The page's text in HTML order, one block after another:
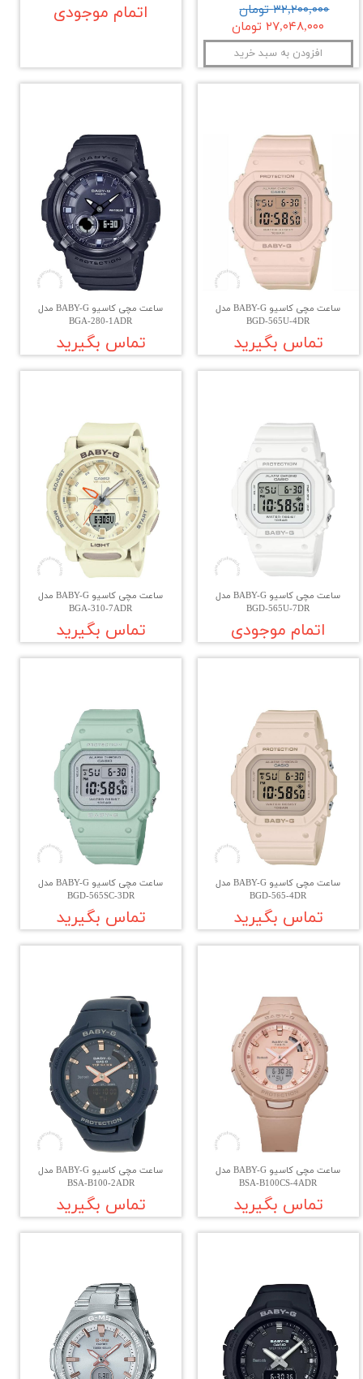
۳۲,۲۰۰,۰۰۰ تومان
۲۷,۰۴۸,۰۰۰ تومان
افزودن به سبد خرید
اتمام موجودی
ساعت مچی کاسیو BABY-G مدل
BGD-565U-4DR
تماس بگیرید
ساعت مچی کاسیو BABY-G مدل
BGA-280-1ADR
تماس بگیرید
ساعت مچی کاسیو BABY-G مدل
BGD-565U-7DR
اتمام موجودی
ساعت مچی کاسیو BABY-G مدل
BGA-310-7ADR
تماس بگیرید
ساعت مچی کاسیو BABY-G مدل
BGD-565-4DR
تماس بگیرید
ساعت مچی کاسیو BABY-G مدل
BGD-565SC-3DR
تماس بگیرید
ساعت مچی کاسیو BABY-G مدل
BSA-B100CS-4ADR
تماس بگیرید
ساعت مچی کاسیو BABY-G مدل
BSA-B100-2ADR
تماس بگیرید